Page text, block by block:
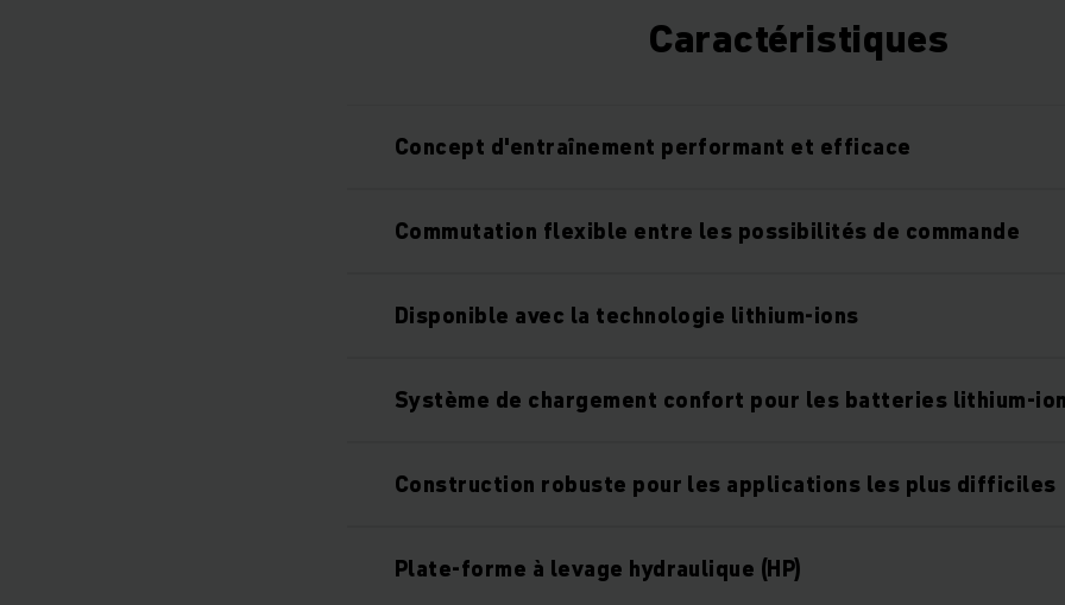
Caractéristiques
Concept d'entraînement performant et efficace
Commutation flexible entre les possibilités de commande
Disponible avec la technologie lithium-ions
Système de chargement confort pour les batteries lithium-
Construction robuste pour les applications les plus difficiles
Plate-forme à levage hydraulique (HP)